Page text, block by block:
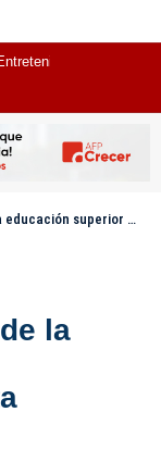
con visita estratégica a China
la